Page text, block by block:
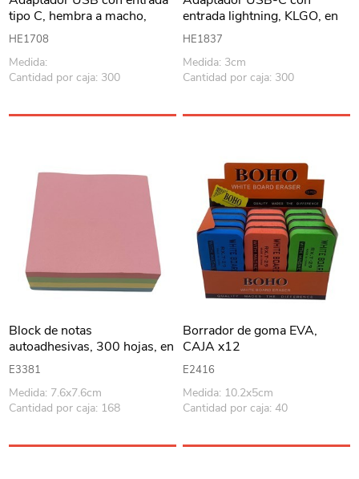
tipo C, hembra a macho,
KLGO en caja
HE1708
Medida:
Cantidad por caja: 300
entrada lightning, KLGO, en
caja
HE1837
Medida: 3cm
Cantidad por caja: 300
Block de notas
autoadhesivas, 300 hojas, en
bolsa
E3381
Medida: 7.6x7.6cm
Cantidad por caja: 168
Borrador de goma EVA,
CAJA x12
E2416
Medida: 10.2x5cm
Cantidad por caja: 40